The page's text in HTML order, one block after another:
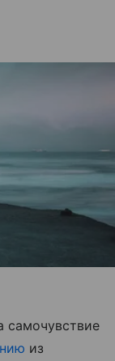
самочувствие
из